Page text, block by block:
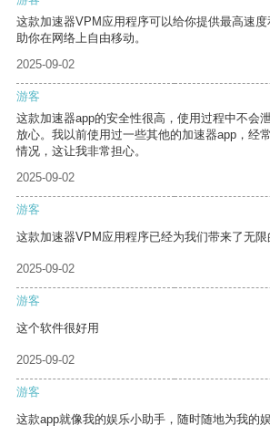
这款加速器VPM应用程序可以给你提供最高速
助你在网络上自由移动。
2025-09-02
游客
这款加速器app的安全性很高，使用过程中不会
放心。我以前使用过一些其他的加速器app，经
情况，这让我非常担心。
2025-09-02
游客
这款加速器VPM应用程序已经为我们带来了无限
2025-09-02
游客
这个软件很好用
2025-09-02
游客
这款app就像我的娱乐小助手，随时随地为我的